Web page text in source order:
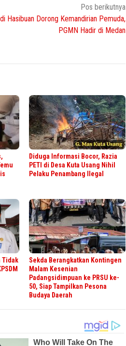
Pos berikutnya
Hasibuan Dorong Kemandirian Pemuda,
PGMN Hadir di Medan
Diduga Informasi Bocor, Razia
PETI di Desa Kuta Usang Nihil
Pelaku Penambang Ilegal
Tidak
Sekda Berangkatkan Kontingen
Malam Kesenian
Padangsidimpuan ke PRSU ke-
50, Siap Tampilkan Pesona
Budaya Daerah